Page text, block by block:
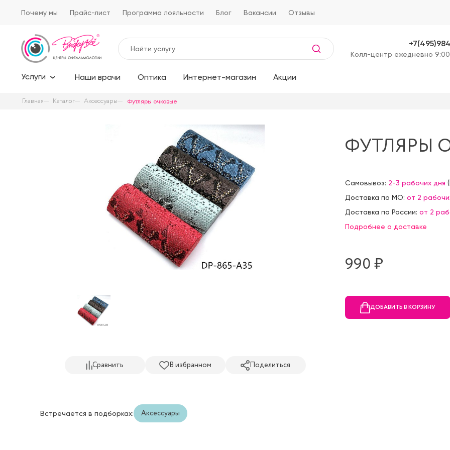
Почему мы Прайс-лист Программа лояльности Блог Вакансии Отзывы
Kолл-центр ежедневно
Услуги Наши врачи Оптика Интернет-магазин Акции
Главная Каталог Аксессуары Футляры очковые
Сравнить В избранном Поделиться
ФУТЛЯРЫ
Самовывоз: 2-3 рабочих дня (
Доставка по МО: от 2
Доставка по России: от 2
Подробнее о доставке
990 ₷
ДОБАВИТЬ В КОРЗИНУ
Встречается в подборках: Аксессуары